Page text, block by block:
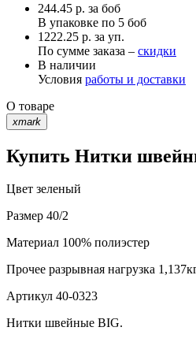
244.45 р. за боб
В упаковке по 5 боб
1222.25 р. за уп.
По сумме заказа – скидки
В наличии
Условия работы и доставки
О товаре
xmark
Купить Нитки
Цвет зеленый
Размер 40/2
Материал 100% полиэстер
Прочее разрывная нагрузка
Артикул 40-0323
Нитки швейные BIG.